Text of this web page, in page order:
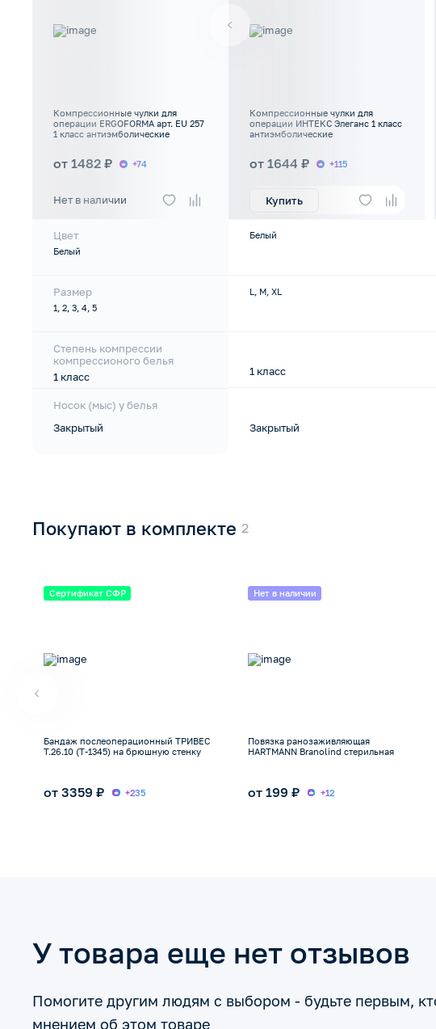
Компрессионные чулки для
операции ERGOFORMA арт. EU 257
1 класс антиэмболические
от 1482 ₽ +74
Нет в наличии
Цвет
Белый
Размер
1, 2, 3, 4, 5
Степень компрессии
компрессионого белья
1 класс
Носок (мыс) у белья
Закрытый
Компрессионные чулки для
операции ИНТЕКС Элеганс 1 класс
антиэмболические
от 1644 ₽ +115
Купить
Белый
L, M, XL
1 класс
Закрытый
Покупают в комплекте
Сертификат СФР
Бандаж послеоперационный ТРИВЕС
Т.26.10 (T-1345) на брюшную стенку
от 3359 ₽ +235
Нет в наличии
Повязка ранозаживляющая
HARTMANN Branolind стерильная
от 199 ₽ +12
У товара еще нет отзывов
Помогите другим людям с выбором - будьте первым,
мнением об этом товаре